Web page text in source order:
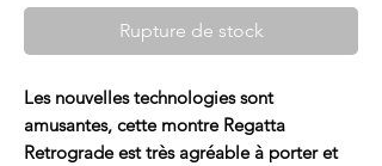
Rupture de stock
Les nouvelles technologies sont
amusantes, cette montre Regatta
Retrograde est très agréable à porter et